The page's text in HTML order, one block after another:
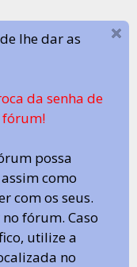
lhe dar as
da senha de
fórum!
possa
como
com os seus.
fórum. Caso
utilize a
no